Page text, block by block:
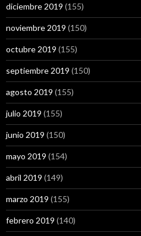
diciembre 2019 (155)
noviembre 2019 (150)
octubre 2019 (155)
septiembre 2019 (150)
agosto 2019 (155)
julio 2019 (155)
junio 2019 (150)
mayo 2019 (154)
abril 2019 (149)
marzo 2019 (155)
febrero 2019 (140)